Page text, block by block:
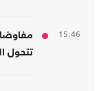
15:46
تتحول